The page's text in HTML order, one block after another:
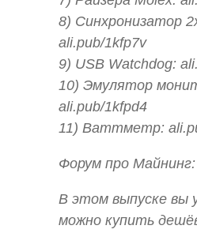
8) Синхронизатор
ali.pub/1kfp7v
9) USB Watchdog:
10) Эмулятор
ali.pub/1kfpd4
11) Ваттметр:
Форум про
В этом выпуске вы
можно купить